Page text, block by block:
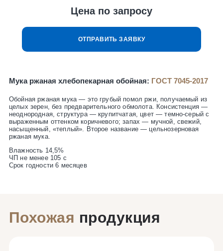
Цена по запросу
ОТПРАВИТЬ ЗАЯВКУ
Мука ржаная хлебопекарная обойная: ГОСТ 7045-2017
Обойная ржаная мука — это грубый помол ржи, получаемый из
целых зерен, без предварительного обмолота. Консистенция —
неоднородная, структура — крупитчатая, цвет — темно-серый с
выраженным оттенком коричневого; запах — мучной, свежий,
насыщенный, «теплый». Второе название — цельнозерновая
ржаная мука.
Влажность 14,5%
ЧП не менее 105 с
Срок годности 6 месяцев
Похожая продукция